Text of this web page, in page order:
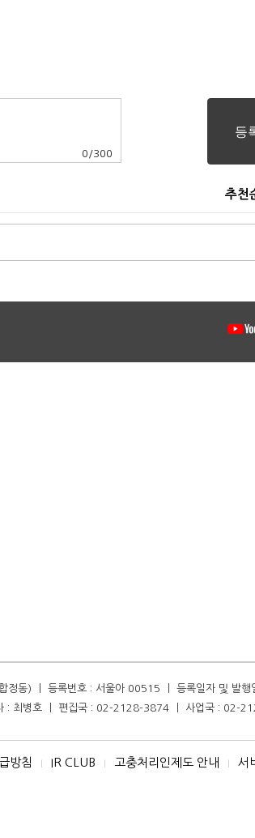
0 /300
추천
정동) ㅣ 등록번호 : 서울아 00515 ㅣ 등록일자 및 발
: 최병호 ㅣ 편집국 : 02-2128-3874 ㅣ 사업국 : 02-
방침 I IR CLUB I 고충처리인제도 안내 I 서